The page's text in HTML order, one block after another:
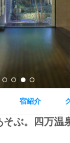
宿紹介
ぶ。四万温